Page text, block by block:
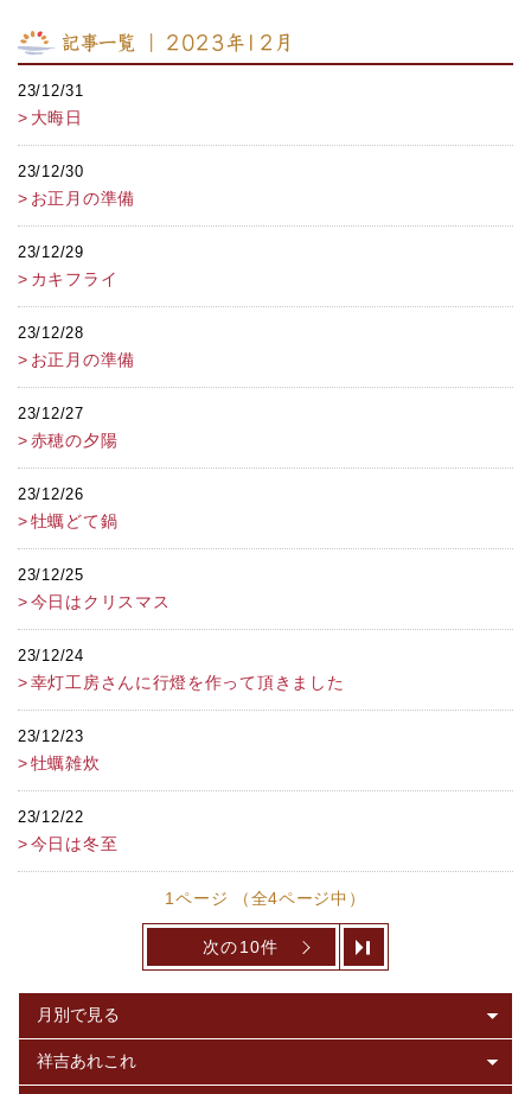
記事一覧 ｜ 2023年12月
23/12/31
大晦日
23/12/30
お正月の準備
23/12/29
カキフライ
23/12/28
お正月の準備
23/12/27
赤穂の夕陽
23/12/26
牡蠣どて鍋
23/12/25
今日はクリスマス
23/12/24
幸灯工房さんに行燈を作って頂きました
23/12/23
牡蠣雑炊
23/12/22
今日は冬至
1ページ （全4ページ中）
次の10件